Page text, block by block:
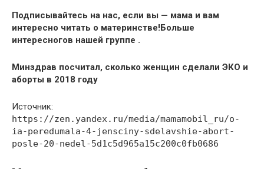
Подписывайтесь на нас, если вы — мама и вам
интересно читать о материнстве!Больше
интересногов нашей группе .
Минздрав посчитал, сколько женщин сделали ЭКО и
аборты в 2018 году
Источник:
https://zen.yandex.ru/media/mamamobil_ru/o-
ia-peredumala-4-jensciny-sdelavshie-abort-
posle-20-nedel-5d1c5d965a15c200c0fb0686